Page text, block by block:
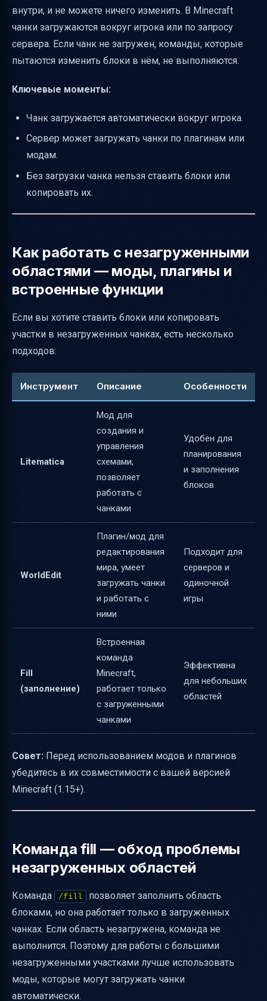
внутри, и не можете ничего изменить. В Minecraft
чанки загружаются вокруг игрока или по запросу
сервера. Если чанк не загружен, команды, которые
пытаются изменить блоки в нём, не выполняются.
Ключевые моменты:
Чанк загружается автоматически вокруг игрока.
Сервер может загружать чанки по плагинам или
модам.
Без загрузки чанка нельзя ставить блоки или
копировать их.
Как работать с незагруженными
областями — моды, плагины и
встроенные функции
Если вы хотите ставить блоки или копировать
участки в незагруженных чанках, есть несколько
подходов:
Инструмент Описание Особенности
Litematica
Мод для
создания и
управления
схемами,
позволяет
работать с
чанками
Удобен для
планирования
и заполнения
блоков
WorldEdit
Плагин/мод для
редактирования
мира, умеет
загружать чанки
и работать с
ними
Подходит для
серверов и
одиночной
игры
Fill
(заполнение)
Встроенная
команда
Minecraft,
работает только
с загруженными
чанками
Эффективна
для небольших
областей
Совет: Перед использованием модов и плагинов
убедитесь в их совместимости с вашей версией
Minecraft (1.15+).
Команда fill — обход проблемы
незагруженных областей
Команда /fill
позволяет заполнить область
блоками, но она работает только в загруженных
чанках. Если область незагружена, команда не
выполнится. Поэтому для работы с большими
незагруженными участками лучше использовать
моды, которые могут загружать чанки
автоматически.